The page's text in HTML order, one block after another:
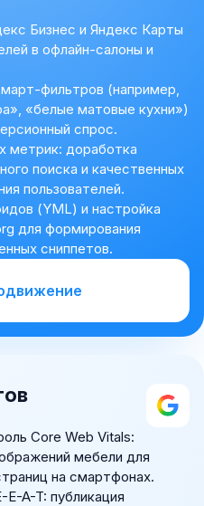
Бизнес и Яндекс Карты
в офлайн-салоны и
фильтров (например,
«белые матовые кухни»)
спрос.
метрик: доработка
поиска и качественных
пользователей.
(YML) и настройка
для формирования
сниппетов.
Core Web Vitals:
мебели для
на смартфонах.
A-T: публикация